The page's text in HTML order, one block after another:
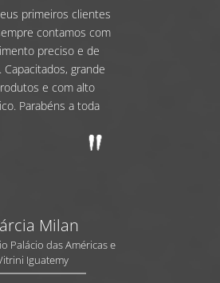
primeiros clientes
contamos com
preciso e de
Capacitados, grande
e com alto
Parabéns a toda
Milan
Palácio das Américas e
Iguatemy